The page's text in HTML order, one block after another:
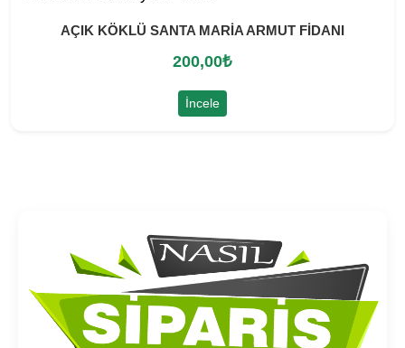
AÇIK KÖKLÜ SANTA MARİA ARMUT FİDANI
200,00₺
İncele